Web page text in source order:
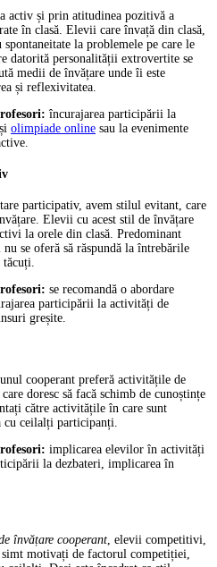
activ și prin atitudinea pozitivă a
în clasă. Elevii care învață din clasă,
la problemele pe care le
datorită personalității extrovertite se
medii de învățare unde îi este
și reflexivitatea.
încurajarea participării la
și olimpiade online sau la evenimente
participativ, avem stilul evitant, care
Elevii cu acest stil de învățare
la orele din clasă. Predominant
se oferă să răspundă la întrebările
se recomandă o abordare
participării la activități de
greșite.
cooperant preferă activitățile de
doresc să facă schimb de cunoștințe
către activitățile în care sunt
cu ceilalți participanți.
implicarea elevilor în activități
la dezbateri, implicarea în
învățare cooperant, elevii competitivi,
motivați de factorul competiției,